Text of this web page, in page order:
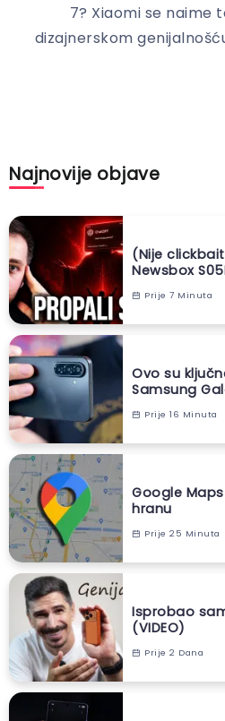
7? Xiaomi se naime
dizajnerskom
Najnovije objave
(Nije
Newsbox
Prije 7 Minuta
Ovo su
Samsung
Prije 16 Minuta
Google
hranu
Prije 25 Minuta
Isprobao
(VIDEO)
Prije 2 Dana